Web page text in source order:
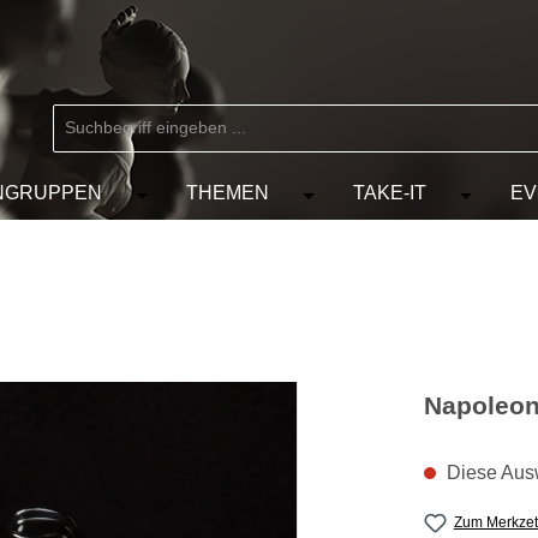
Kategorie MARKEN
das Dropdown der Kategorie KÜNSTLER
Öffne oder Schließe das Dropdown der
THEMEN Öffne oder Schließe das
TAKE-IT Öffne
Diese
Zum